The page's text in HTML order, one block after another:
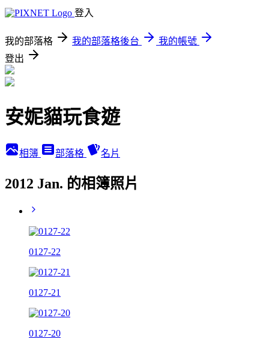
登入
我的部落格 我的部落格後台
我的帳號
登出
安妮貓玩食遊
相簿 部落格 名片
2012 Jan. 的相簿照片
0127-22
0127-21
0127-20